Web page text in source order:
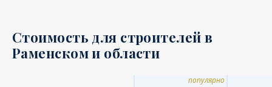
Стоимость для строителей в
Раменском и области
популярно